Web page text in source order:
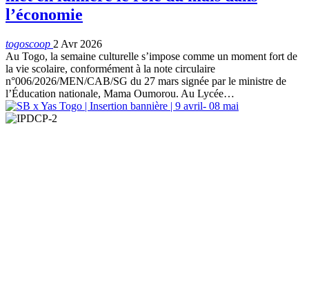
l’économie
togoscoop 2 Avr 2026
Au Togo, la semaine culturelle s’impose comme un moment fort de
la vie scolaire, conformément à la note circulaire
n°006/2026/MEN/CAB/SG du 27 mars signée par le ministre de
l’Éducation nationale, Mama Oumorou. Au Lycée…